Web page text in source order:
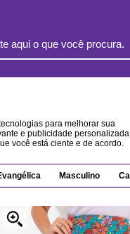
para melhorar sua
e publicidade personalizada
você está ciente e de acordo.
Masculino